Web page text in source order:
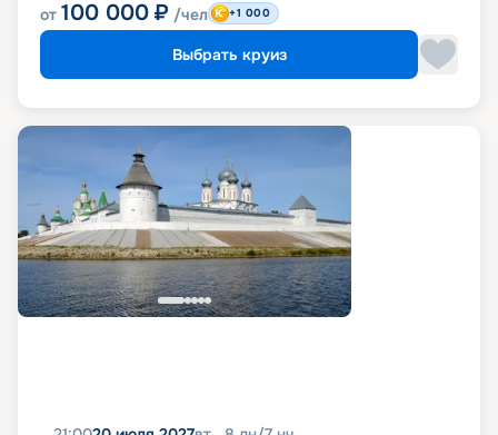
от 100 000 ₽ /чел +1 000
Выбрать круиз